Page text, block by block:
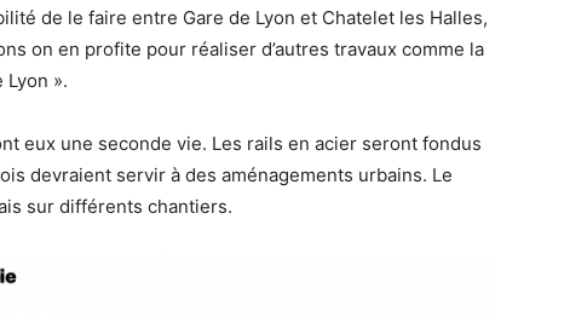
de le faire entre Gare de Lyon et Chatelet les Halles,
on en profite pour réaliser d’autres travaux comme la
».
eux une seconde vie. Les rails en acier seront fondus
devraient servir à des aménagements urbains. Le
sur différents chantiers.